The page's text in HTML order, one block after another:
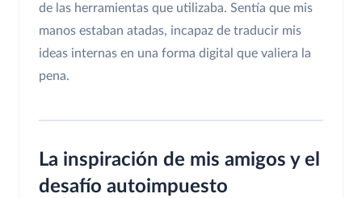
de las herramientas que utilizaba. Sentía que mis
manos estaban atadas, incapaz de traducir mis
ideas internas en una forma digital que valiera la
pena.
La inspiración de mis amigos y el
desafío autoimpuesto